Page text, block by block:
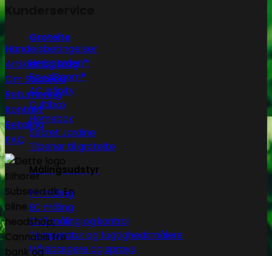
Grotelte
Herbgarden™
RoyalRoom®
AC infinity
Cultibox
Homebox
Secret Jardine
Tilbehør til grotelte
Målingsudstyr
PH måling
EC måling
Co2 måling og kontrol
Temperatur og fugtighedsmålere
Målebægere og sprays
Handelsbetingelser
Artikler og blog
Om Subseed
Returnering
Kontakt
Betaling
FAQ